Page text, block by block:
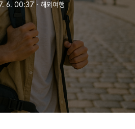
6. 00:37ㆍ 해외여행